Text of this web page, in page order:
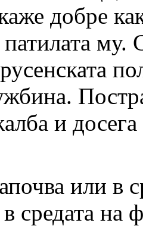
добре
му.
и
или в
средата на